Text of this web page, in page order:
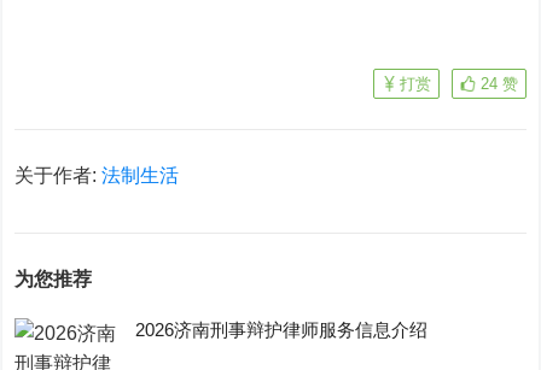
24 赞
打赏
关于作者:法制生活
为您推荐
2026济南刑事辩护律师服务信息介绍